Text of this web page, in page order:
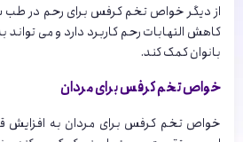
از دیگر خواص تخم کرفس برای رحم در طب
کاهش التهابات رحم کاربرد دارد و می
بانوان کمک کند.
خواص تخم کرفس برای مردان
خواص تخم کرفس برای مردان به افزایش